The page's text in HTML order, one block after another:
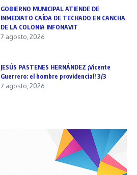
GOBIERNO MUNICIPAL ATIENDE DE
INMEDIATO CAÍDA DE TECHADO EN CANCHA
DE LA COLONIA INFONAVIT
7 agosto, 2026
JESÚS PASTENES HERNÁNDEZ ¡Vicente
Guerrero: el hombre providencial! 3/3
7 agosto, 2026